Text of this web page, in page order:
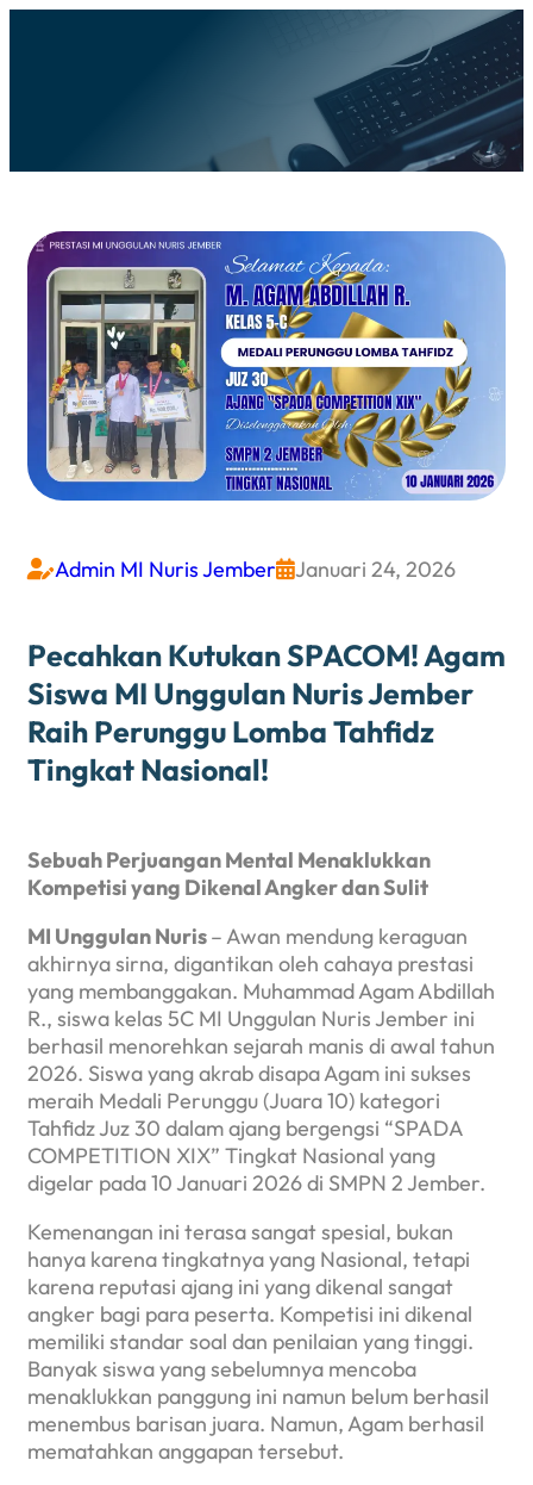
Admin MI Nuris JemberJanuari 24, 2026
Pecahkan Kutukan SPACOM! Agam
Siswa MI Unggulan Nuris Jember
Raih Perunggu Lomba Tahfidz
Tingkat Nasional!
Sebuah Perjuangan Mental Menaklukkan
Kompetisi yang Dikenal Angker dan Sulit
MI Unggulan Nuris– Awan mendung keraguan
akhirnya sirna, digantikan oleh cahaya prestasi
yang membanggakan. Muhammad Agam Abdillah
R., siswa kelas 5C MI Unggulan Nuris Jember ini
berhasil menorehkan sejarah manis di awal tahun
2026. Siswa yang akrab disapa Agam ini sukses
meraih Medali Perunggu (Juara 10) kategori
Tahfidz Juz 30 dalam ajang bergengsi “SPADA
COMPETITION XIX” Tingkat Nasional yang
digelar pada 10 Januari 2026 di SMPN 2 Jember.
Kemenangan ini terasa sangat spesial, bukan
hanya karena tingkatnya yang Nasional, tetapi
karena reputasi ajang ini yang dikenal sangat
angker bagi para peserta. Kompetisi ini dikenal
memiliki standar soal dan penilaian yang tinggi.
Banyak siswa yang sebelumnya mencoba
menaklukkan panggung ini namun belum berhasil
menembus barisan juara. Namun, Agam berhasil
mematahkan anggapan tersebut.